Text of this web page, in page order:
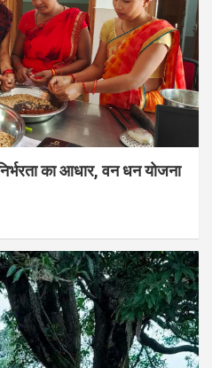
का आधार, वन धन योजना